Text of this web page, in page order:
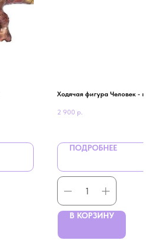
Ходячая фигура Человек -
2 900 р.
ПОДРОБНЕЕ
В КОРЗИНУ